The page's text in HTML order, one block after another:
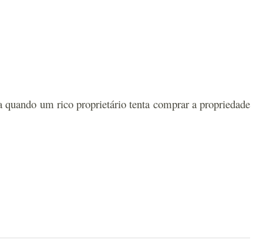
um rico proprietário tenta comprar a propriedade